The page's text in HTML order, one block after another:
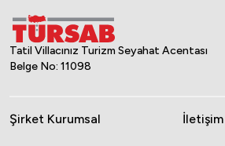
Tatil Villacınız Turizm Seyahat Acentası
Belge No: 11098
Şirket Kurumsal İletişim